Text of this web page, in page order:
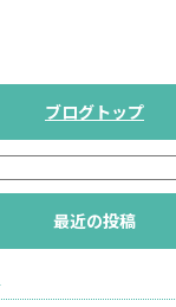
ブログトップ
最近の投稿